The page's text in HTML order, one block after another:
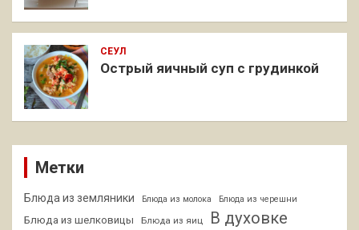
СЕУЛ
Острый яичный суп с грудинкой
Метки
Блюда из земляники Блюда из молока Блюда из черешни
Блюда из шелковицы Блюда из яиц В духовке